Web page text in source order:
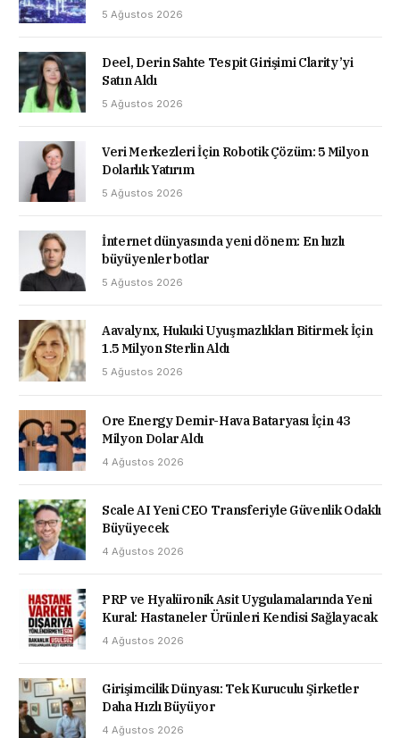
5 Ağustos 2026
Deel, Derin Sahte Tespit Girişimi Clarity’yi
Satın Aldı
5 Ağustos 2026
Veri Merkezleri İçin Robotik Çözüm: 5 Milyon
Dolarlık Yatırım
5 Ağustos 2026
İnternet dünyasında yeni dönem: En hızlı
büyüyenler botlar
5 Ağustos 2026
Aavalynx, Hukuki Uyuşmazlıkları Bitirmek İçin
1.5 Milyon Sterlin Aldı
5 Ağustos 2026
Ore Energy Demir-Hava Bataryası İçin 43
Milyon Dolar Aldı
4 Ağustos 2026
Scale AI Yeni CEO Transferiyle Güvenlik Odaklı
Büyüyecek
4 Ağustos 2026
PRP ve Hyalüronik Asit Uygulamalarında Yeni
Kural: Hastaneler Ürünleri Kendisi Sağlayacak
4 Ağustos 2026
Girişimcilik Dünyası: Tek Kuruculu Şirketler
Daha Hızlı Büyüyor
4 Ağustos 2026